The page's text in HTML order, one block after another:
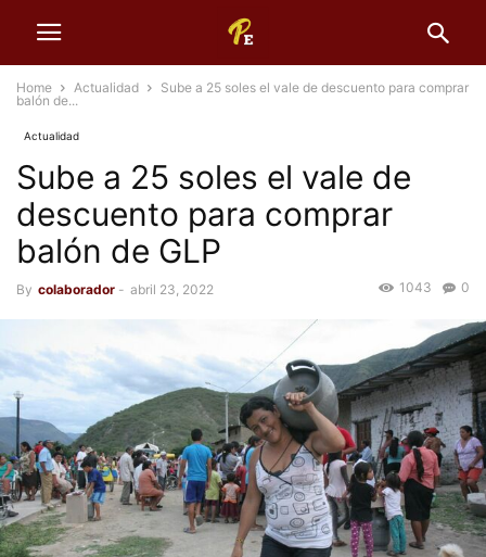
Home Actualidad
Sube a 25 soles el vale de descuento para comprar
balón de...
Actualidad
Sube a 25 soles el vale de
descuento para comprar
balón de GLP
By colaborador - abril 23, 2022 0
1043